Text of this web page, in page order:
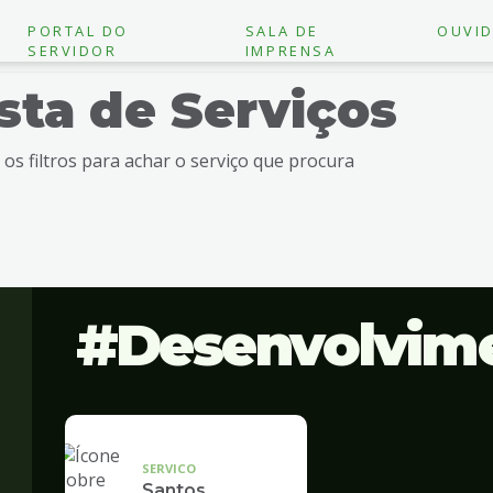
PORTAL DO
SERVIDOR
SALA DE
IMPRENSA
de Serviços
os filtros para achar o serviço que procura
SERVICO